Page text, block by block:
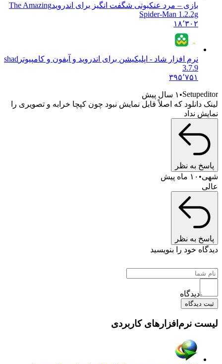
بازی – مرد عنکبوتی شگفت انگیز برای اندرویدThe Amazing
Spider-Man 1.2.2g
۱۸٬۳۰۲
نرم افزار شاد - اپلیکیشن برای اندروید و آیفون و کامپیوتر shad
3.7.9
۳۹۵٬۷۵۱
Setupeditor ۱ سال پیش
لینک دانلود که اصلاً قابل نمایش نبود چون کپچا خرابه و تصویری را
نمایش نداد
پاسخ به نظر
شهی ۱۰ ماه پیش
عالی
پاسخ به نظر
دیدگاه خود را بنویسید
دیدگاه
ثبت دیدگاه
لیست نرم‌افزارهای کاربردی